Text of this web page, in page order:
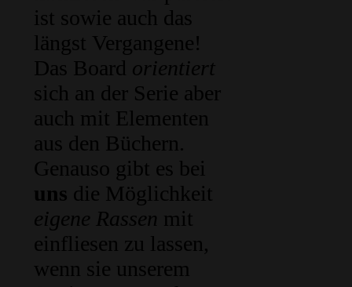
ist sowie auch das
längst Vergangene!
Das Board orientiert
sich an der Serie aber
auch mit Elementen
aus den Büchern.
Genauso gibt es bei
uns die Möglichkeit
eigene Rassen mit
einfliesen zu lassen,
wenn sie unserem